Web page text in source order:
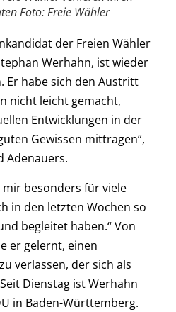
Foto: Freie Wähler
der Freien Wähler
Werhahn, ist wieder
Er habe sich den Austritt
nicht leicht gemacht,
Entwicklungen in der
Gewissen mittragen“,
Adenauers.
mir besonders für viele
in den letzten Wochen so
begleitet haben.“ Von
er gelernt, einen
verlassen, der sich als
Dienstag ist Werhahn
in Baden-Württemberg.